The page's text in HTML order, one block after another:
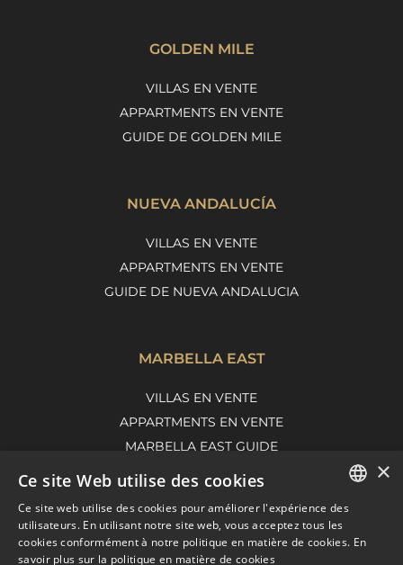
GOLDEN MILE
VILLAS EN VENTE
APPARTMENTS EN VENTE
GUIDE DE GOLDEN MILE
NUEVA ANDALUCÍA
VILLAS EN VENTE
APPARTMENTS EN VENTE
GUIDE DE NUEVA ANDALUCIA
MARBELLA EAST
VILLAS EN VENTE
APPARTMENTS EN VENTE
MARBELLA EAST GUIDE
SPANISH
×
Ce site Web utilise des cookies
Ce site web utilise des cookies pour améliorer l'expérience des
utilisateurs. En utilisant notre site web, vous acceptez tous les
cookies conformément à notre politique en matière de cookies. En
savoir plus sur la politique en matière de cookies